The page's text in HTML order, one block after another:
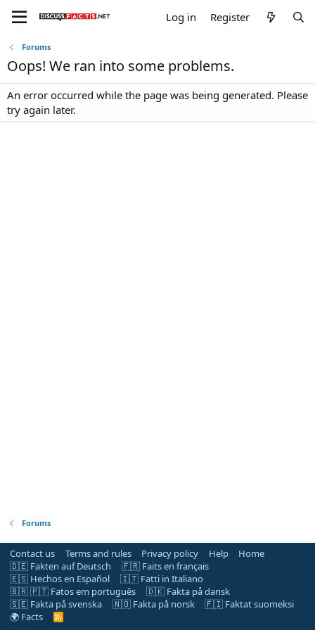
Log in Register
Forums
Oops! We ran into some problems.
An error occurred while the page was being generated. Please
try again later.
Forums
Contact us Terms and rules Privacy policy Help
Home
🇩🇪 Fakten auf Deutsch
🇫🇷 Faits en français
🇪🇸 Hechos en Español
🇮🇹 Fatti in Italiano
🇧🇷 🇵🇹 Fatos em português
🇩🇰 Fakta på dansk
🇸🇪 Fakta på svenska
🇳🇴 Fakta på norsk
🇫🇮 Faktat suomeksi
🌍 Facts
R